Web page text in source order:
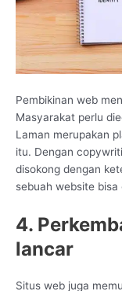
Pembikinan web
Masyarakat perlu
Laman merupakan
itu. Dengan
disokong dengan
sebuah website
4.
lancar
Situs web juga